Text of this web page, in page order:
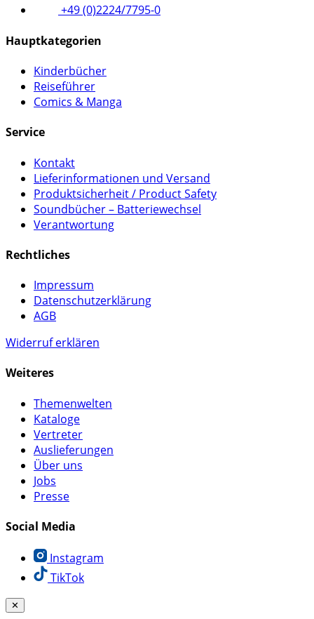
+49 (0)2224/7795-0
Hauptkategorien
Kinderbücher
Reiseführer
Comics & Manga
Service
Kontakt
Lieferinformationen und Versand
Produktsicherheit / Product Safety
Soundbücher – Batteriewechsel
Verantwortung
Rechtliches
Impressum
Datenschutzerklärung
AGB
Widerruf erklären
Weiteres
Themenwelten
Kataloge
Vertreter
Auslieferungen
Über uns
Jobs
Presse
Social Media
Instagram
TikTok
✕